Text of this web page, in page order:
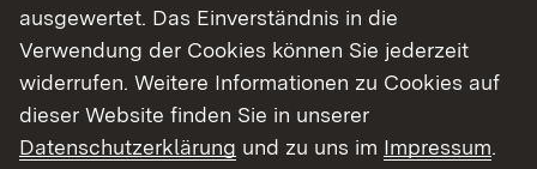
ausgewertet. Das Einverständnis in die
Verwendung der Cookies können Sie jederzeit
widerrufen. Weitere Informationen zu Cookies auf
dieser Website finden Sie in unserer
Datenschutzerklärung und zu uns im Impressum.